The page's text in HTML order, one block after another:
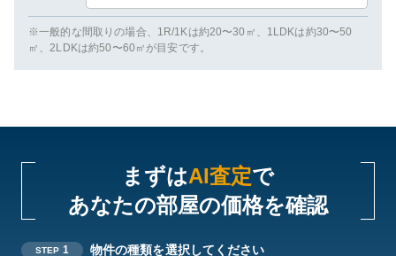
※一般的な間取りの場合、1R/1Kは約20〜30㎡、1LDKは約30〜50
㎡、2LDKは約50〜60㎡が目安です。
まずはAI査定で
あなたの部屋の価格を確認
STEP 1 物件の種類を選択してください